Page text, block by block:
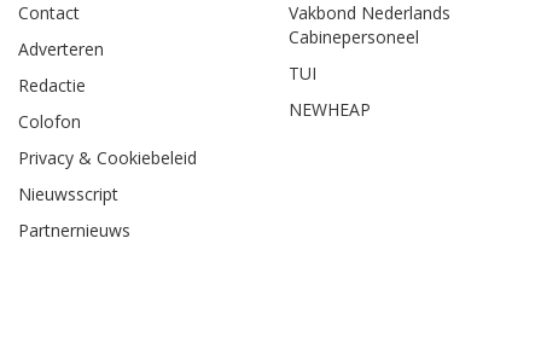
Contact
Adverteren
Redactie
Colofon
Privacy & Cookiebeleid
Nieuwsscript
Partnernieuws
Vakbond Nederlands
Cabinepersoneel
TUI
NEWHEAP